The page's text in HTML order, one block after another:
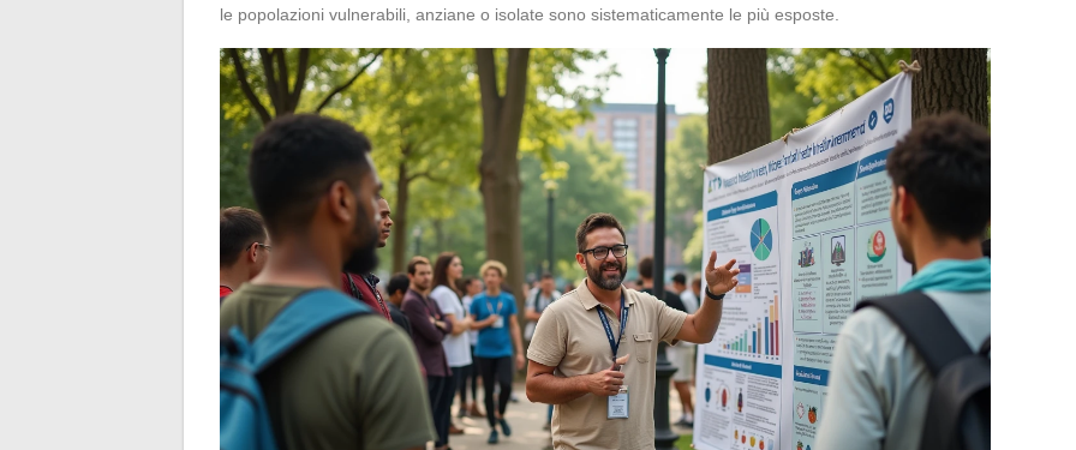
le popolazioni vulnerabili, anziane o isolate sono sistematicamente le più esposte.